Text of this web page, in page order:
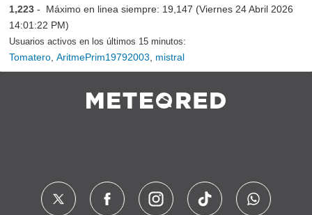
1,223 - Máximo en linea siempre: 19,147 (Viernes 24 Abril 2026
14:01:22 PM)
Usuarios activos en los últimos 15 minutos:
Tomatero AritmePrim19792003 mistral